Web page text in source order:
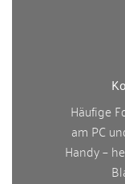
Häufige
am PC
Handy –